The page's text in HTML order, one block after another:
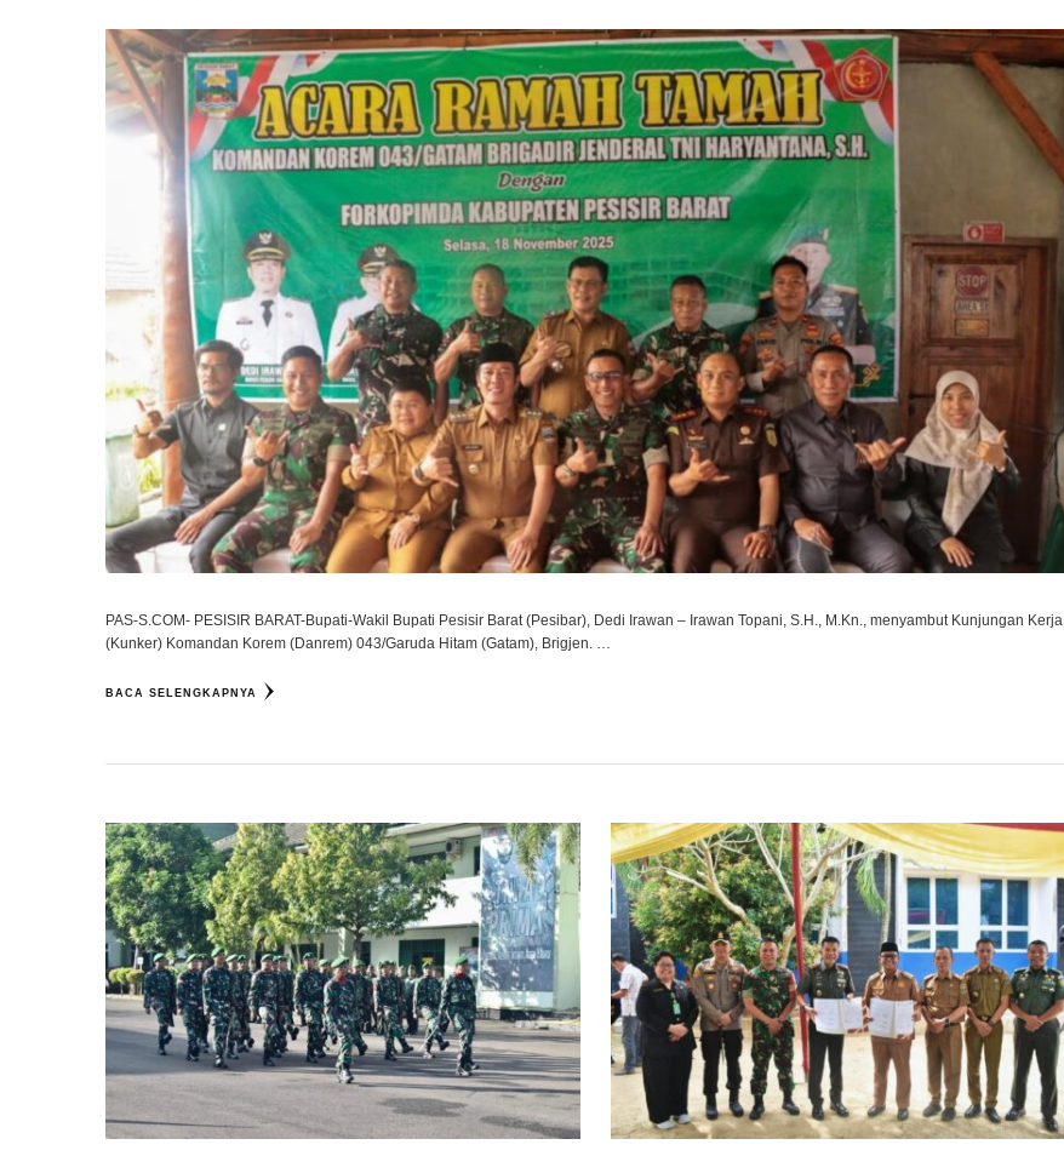
PAS-S.COM- PESISIR BARAT-Bupati-Wakil Bupati Pesisir Barat (Pesibar), Dedi Irawan – Irawan Topani, S.H., M.Kn., menyambut Kunjungan Kerja
(Kunker) Komandan Korem (Danrem) 043/Garuda Hitam (Gatam), Brigjen. …
BACA SELENGKAPNYA